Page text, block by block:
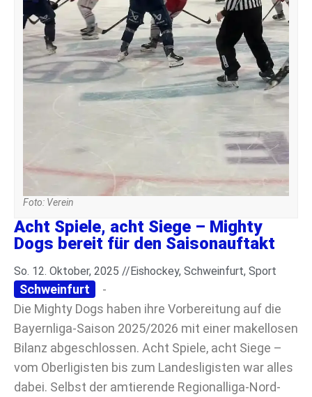
Foto: Verein
Acht Spiele, acht Siege – Mighty
Dogs bereit für den Saisonauftakt
So. 12. Oktober, 2025 //Eishockey, Schweinfurt, Sport
Schweinfurt
-
Die Mighty Dogs haben ihre Vorbereitung auf die
Bayernliga-Saison 2025/2026 mit einer makellosen
Bilanz abgeschlossen. Acht Spiele, acht Siege –
vom Oberligisten bis zum Landesligisten war alles
dabei. Selbst der amtierende Regionalliga-Nord-